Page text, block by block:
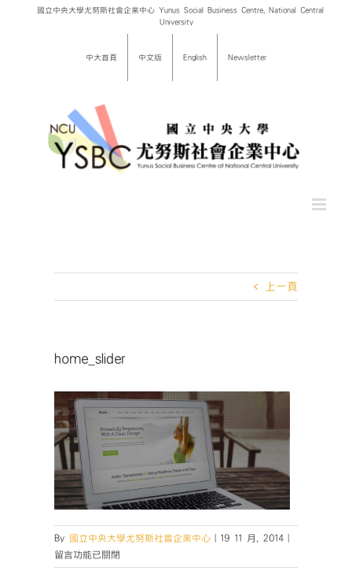
國立中央大學尤努斯社會企業中心 Yunus Social Business Centre, National Central
University
中大首頁 中文版 English Newsletter
上一頁
home_slider
By 國立中央大學尤努斯社會企業中心 19 11 月, 2014
中
留言功能已關閉